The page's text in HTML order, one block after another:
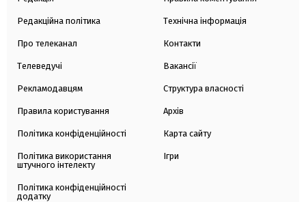
Редакційна політика
Про телеканал
Телеведучі
Рекламодавцям
Правила користування
Політика конфіденційності
Політика використання
штучного інтелекту
Політика конфіденційності
додатку
Технічна інформація
Контакти
Вакансії
Структура власності
Архів
Карта сайту
Ігри